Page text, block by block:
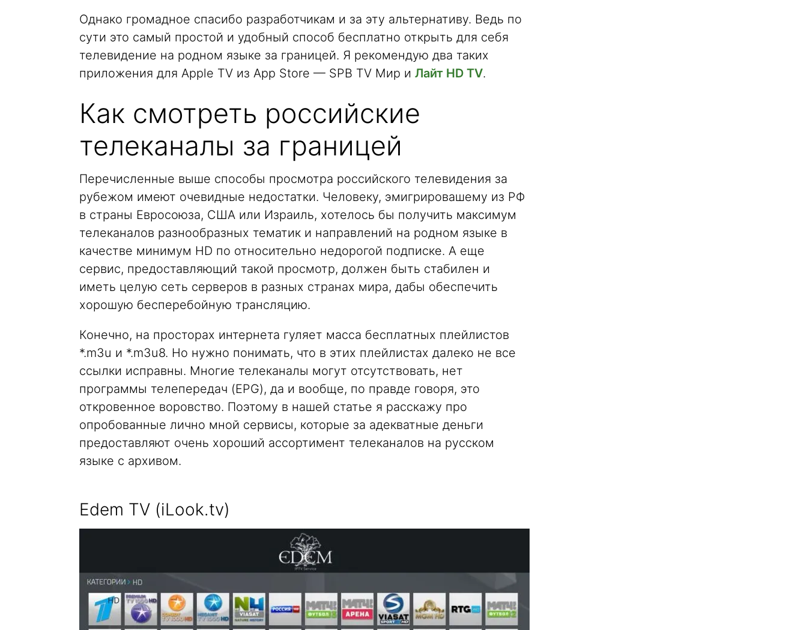
Однако громадное спасибо разработчикам и за эту альтернативу. Ведь по
сути это самый простой и удобный способ бесплатно открыть для себя
телевидение на родном языке за границей. Я рекомендую два таких
приложения для Apple TV из App Store — SPB TV Мир и Лайт HD TV.
Как смотреть российские
телеканалы за границей
Перечисленные выше способы просмотра российского телевидения за
рубежом имеют очевидные недостатки. Человеку, эмигрировашему из РФ
в страны Евросоюза, США или Израиль, хотелось бы получить максимум
телеканалов разнообразных тематик и направлений на родном языке в
качестве минимум HD по относительно недорогой подписке. А еще
сервис, предоставляющий такой просмотр, должен быть стабилен и
иметь целую сеть серверов в разных странах мира, дабы обеспечить
хорошую бесперебойную трансляцию.
Конечно, на просторах интернета гуляет масса бесплатных плейлистов
*.m3u и *.m3u8. Но нужно понимать, что в этих плейлистах далеко не все
ссылки исправны. Многие телеканалы могут отсутствовать, нет
программы телепередач (EPG), да и вообще, по правде говоря, это
откровенное воровство. Поэтому в нашей статье я расскажу про
опробованные лично мной сервисы, которые за адекватные деньги
предоставляют очень хороший ассортимент телеканалов на русском
языке с архивом.
Edem TV (iLook.tv)